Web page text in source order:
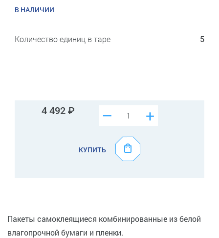
В НАЛИЧИИ
Количество единиц в таре 5
4 492 +
–
КУПИТЬ
Пакеты самоклеящиеся комбинированные из белой
влагопрочной бумаги и пленки.